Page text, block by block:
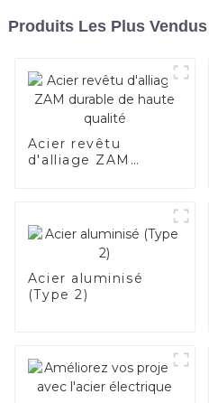
Produits Les Plus Vendus
Acier revêtu
d'alliage ZAM
Acier aluminisé
(Type 2)